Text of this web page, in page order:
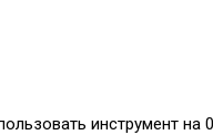
инструмент на